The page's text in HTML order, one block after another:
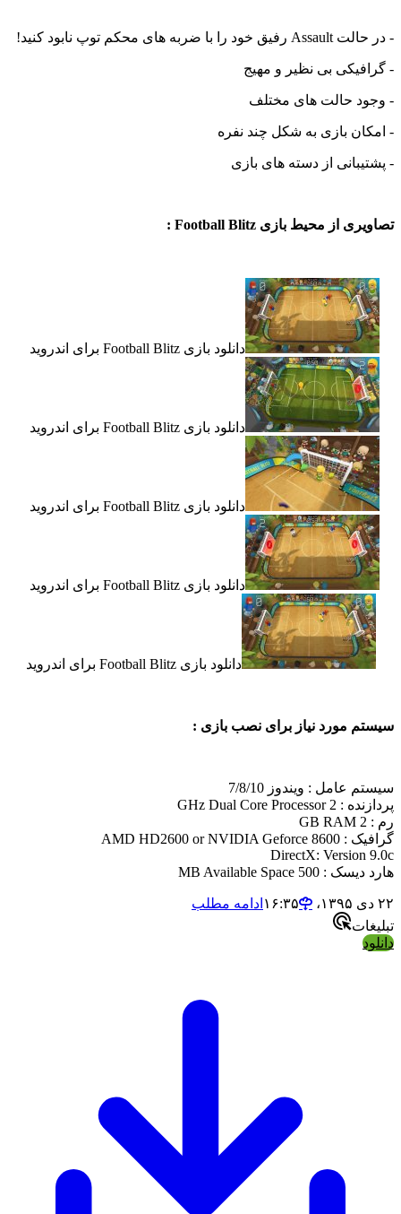
- در حالت Assault رفیق خود را با ضربه های محکم توپ نابود کنید!
- گرافیکی بی نظیر و مهیج
- وجود حالت های مختلف
- امکان بازی به شکل چند نفره
- پشتیبانی از دسته های بازی
تصاویری از محیط بازی Football Blitz :
دانلود بازی Football Blitz برای اندروید
دانلود بازی Football Blitz برای اندروید
دانلود بازی Football Blitz برای اندروید
دانلود بازی Football Blitz برای اندروید
دانلود بازی Football Blitz برای اندروید
سیستم مورد نیاز برای نصب بازی :
سیستم عامل : ویندوز 7/8/10
پردازنده : 2 GHz Dual Core Processor
رم : 2 GB RAM
گرافیک : AMD HD2600 or NVIDIA Geforce 8600
DirectX: Version 9.0c
هارد دیسک : 500 MB Available Space
۲۲ دی ۱۳۹۵،‏ ۱۶:۳۵
ادامه مطلب
تبلیغات
دانلود